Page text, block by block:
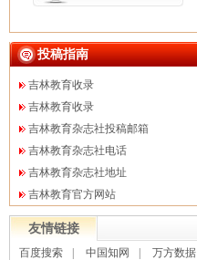
投稿指南
吉林教育收录
吉林教育收录
吉林教育杂志社投稿邮箱
吉林教育杂志社电话
吉林教育杂志社地址
吉林教育官方网站
友情链接
百度搜索 中国知网 万方数据